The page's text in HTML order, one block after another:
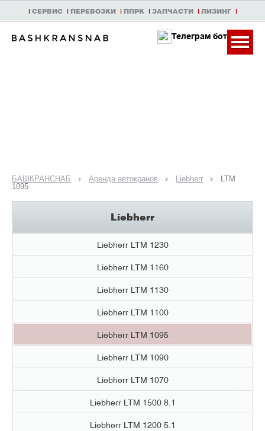
| СЕРВИС | ПЕРЕВОЗКИ | ППРК | ЗАПЧАСТИ | ЛИЗИНГ |
Телеграм бот
БАШКРАНСНАБ Аренда автокранов Liebherr
LTM
1095
Liebherr
Liebherr LTM 1230
Liebherr LTM 1160
Liebherr LTM 1130
Liebherr LTM 1100
Liebherr LTM 1095
Liebherr LTM 1090
Liebherr LTM 1070
Liebherr LTM 1500 8.1
Liebherr LTM 1200 5.1